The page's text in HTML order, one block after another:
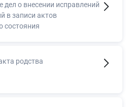
дел о внесении исправлений
в записи актов
состояния
родства